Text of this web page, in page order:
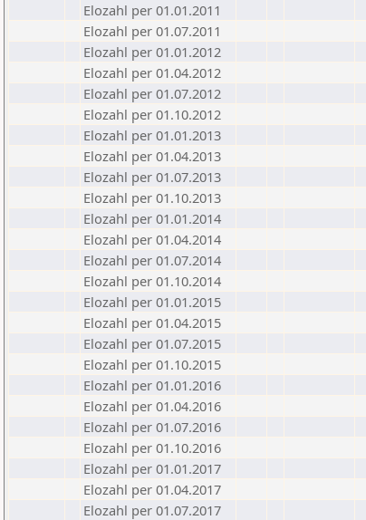
Elozahl per 01.01.2011
Elozahl per 01.07.2011
Elozahl per 01.01.2012
Elozahl per 01.04.2012
Elozahl per 01.07.2012
Elozahl per 01.10.2012
Elozahl per 01.01.2013
Elozahl per 01.04.2013
Elozahl per 01.07.2013
Elozahl per 01.10.2013
Elozahl per 01.01.2014
Elozahl per 01.04.2014
Elozahl per 01.07.2014
Elozahl per 01.10.2014
Elozahl per 01.01.2015
Elozahl per 01.04.2015
Elozahl per 01.07.2015
Elozahl per 01.10.2015
Elozahl per 01.01.2016
Elozahl per 01.04.2016
Elozahl per 01.07.2016
Elozahl per 01.10.2016
Elozahl per 01.01.2017
Elozahl per 01.04.2017
Elozahl per 01.07.2017